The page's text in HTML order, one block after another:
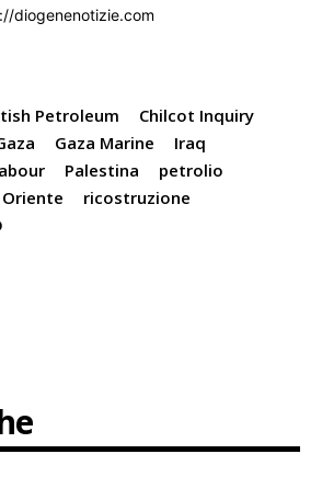
diogenenotizie.com
Petroleum
Chilcot Inquiry
Gaza Marine
Iraq
Palestina
petrolio
ricostruzione